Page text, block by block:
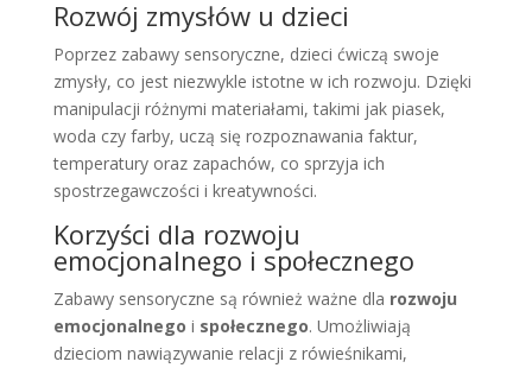
Rozwój zmysłów u dzieci
Poprzez zabawy sensoryczne, dzieci ćwiczą swoje
zmysły, co jest niezwykle istotne w ich rozwoju. Dzięki
manipulacji różnymi materiałami, takimi jak piasek,
woda czy farby, uczą się rozpoznawania faktur,
temperatury oraz zapachów, co sprzyja ich
spostrzegawczości i kreatywności.
Korzyści dla rozwoju
emocjonalnego i społecznego
Zabawy sensoryczne są również ważne dla rozwoju
emocjonalnego i społecznego. Umożliwiają
dzieciom nawiązywanie relacji z rówieśnikami,